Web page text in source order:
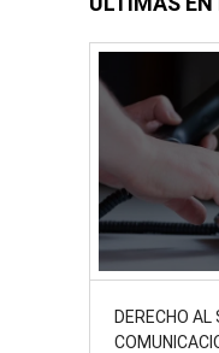
DERECHO